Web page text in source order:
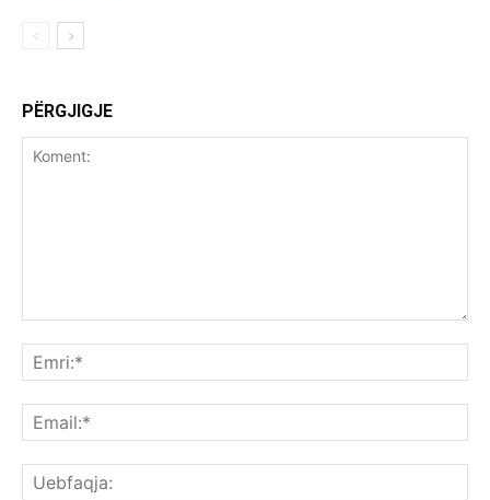
PËRGJIGJE